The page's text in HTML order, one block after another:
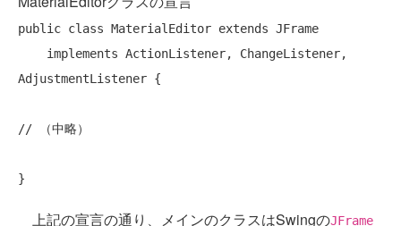
public class MaterialEditor extends JFrame
implements ActionListener, ChangeListener,
AdjustmentListener {
// （中略）
上記の宣言の通り、メインのクラスはSwingのJFrame